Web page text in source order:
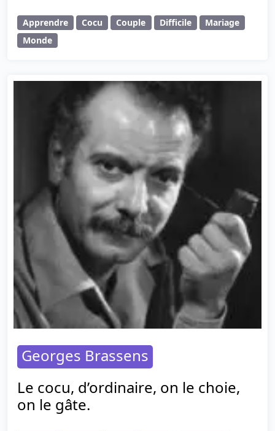
Apprendre Cocu Couple Difficile
Mariage
Monde
Georges Brassens
Le cocu, d’ordinaire, on le choie,
on le gâte.